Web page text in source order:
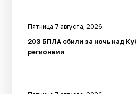
Пятница 7 августа, 2026
203 БПЛА сбили за ночь над
регионами